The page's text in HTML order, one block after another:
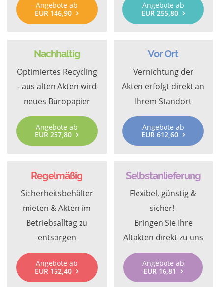
Angebote ab
EUR 146,90
Angebote ab
EUR 255,80
Nachhaltig
Optimiertes Recycling
- aus alten Akten wird
neues Büropapier
Angebote ab
EUR 257,80
Vor Ort
Vernichtung der
Akten erfolgt direkt an
Ihrem Standort
Angebote ab
EUR 612,60
Regelmäßig
Sicherheitsbehälter
mieten & Akten im
Betriebsalltag zu
entsorgen
Angebote ab
EUR 152,40
Selbstanlieferung
Flexibel, günstig &
sicher!
Bringen Sie Ihre
Altakten direkt zu uns
Angebote ab
EUR 16,81